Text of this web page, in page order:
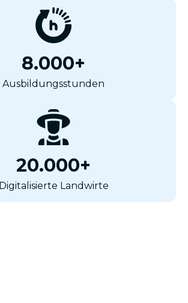
8.000+
Ausbildungsstunden
20.000+
Digitalisierte Landwirte